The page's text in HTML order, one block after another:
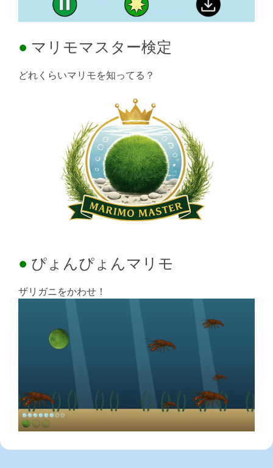
マリモマスター検定
どれくらいマリモを知ってる？
ぴょんぴょんマリモ
ザリガニをかわせ！